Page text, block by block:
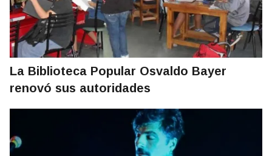
La Biblioteca Popular Osvaldo Bayer
renovó sus autoridades